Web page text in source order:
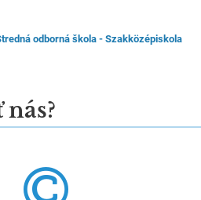
odborná škola - Szakközépiskola